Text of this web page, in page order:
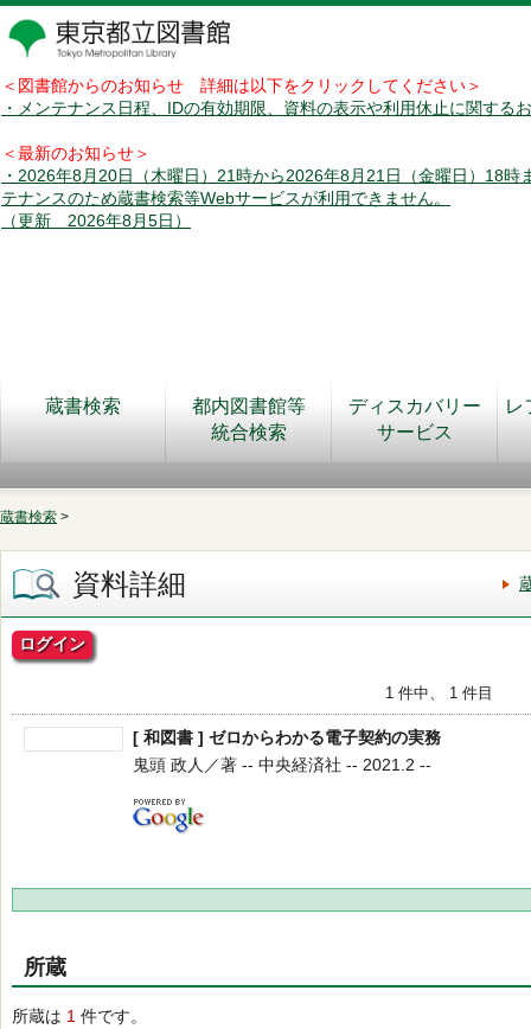
＜図書館からのお知らせ 詳細は以下をクリックしてください＞
・メンテナンス日程、IDの有効期限、資料の表示や利用休止に関する
＜最新のお知らせ＞
・2026年8月20日（木曜日）21時から2026年8月21日（金曜日）18時
テナンスのため蔵書検索等Webサービスが利用できません。
（更新 2026年8月5日）
蔵書検索
都内図書館等
統合検索
ディスカバリー
サービス
レ
蔵書検索 >
資料詳細
ログイン
1 件中、 1 件目
[ 和図書 ] ゼロからわかる電子契約の実務
鬼頭 政人／著 -- 中央経済社 -- 2021.2 --
所蔵
所蔵は 1 件です。